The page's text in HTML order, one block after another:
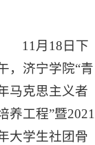
11月18日下
，济宁学院“青
马克思主义者
养工程”暨2021
大学生社团骨